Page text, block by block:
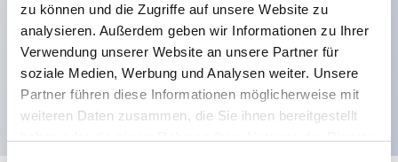
zu können und die Zugriffe auf unsere Website zu
analysieren. Außerdem geben wir Informationen zu Ihrer
Verwendung unserer Website an unsere Partner für
soziale Medien, Werbung und Analysen weiter. Unsere
Partner führen diese Informationen möglicherweise mit
weiteren Daten zusammen, die Sie ihnen bereitgestellt
Platzsparendes Design möglich.
Sicherheitsstruktur der 3. Generation: 2-Aktions-
Freisetzung, integrierter Schutz, IP20-
Fingerschutzstruktur